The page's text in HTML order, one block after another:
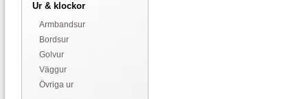
Ur & klockor
Armbandsur
Bordsur
Golvur
Väggur
Övriga ur